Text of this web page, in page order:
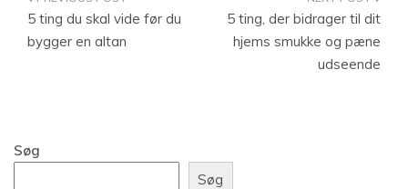
5 ting du skal vide før du
bygger en altan
5 ting, der bidrager til dit
hjems smukke og pæne
udseende
Søg
Søg